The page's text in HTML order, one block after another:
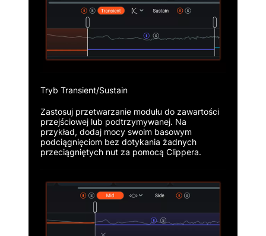
Tryb Transient/Sustain
Zastosuj przetwarzanie modułu do zawartości
przejściowej lub podtrzymywanej. Na
przykład, dodaj mocy swoim basowym
podciągnięciom bez dotykania żadnych
przeciągniętych nut za pomocą Clippera.